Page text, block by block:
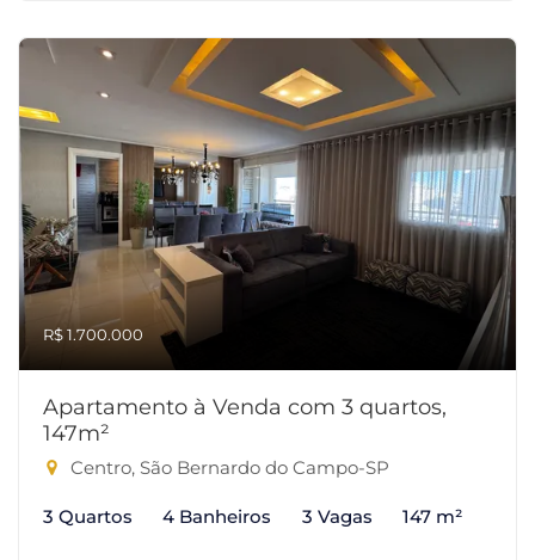
R$ 1.700.000
Apartamento à Venda com 3 quartos,
147m²
Centro, São Bernardo do Campo-SP
3 Quartos 4 Banheiros 3 Vagas 147 m²